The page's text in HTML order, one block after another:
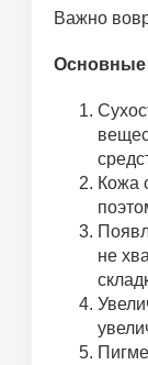
Важно
Основные
Кожа
не